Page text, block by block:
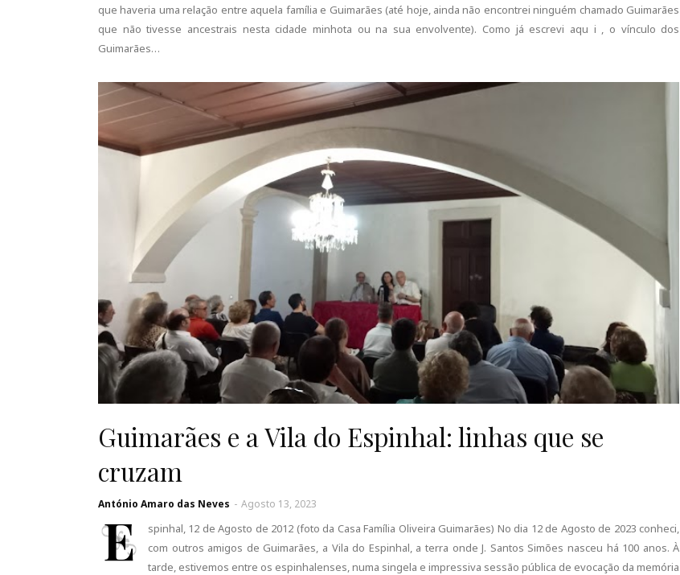
que haveria uma relação entre aquela família e Guimarães (até hoje, ainda não encontrei ninguém chamado Guimarães
que não tivesse ancestrais nesta cidade minhota ou na sua envolvente). Como já escrevi aqu i , o vínculo dos
Guimarães…
Guimarães e a Vila do Espinhal: linhas que se
cruzam
António Amaro das Neves - Agosto 13, 2023
E
spinhal, 12 de Agosto de 2012 (foto da Casa Família Oliveira Guimarães) No dia 12 de Agosto de 2023 conheci,
com outros amigos de Guimarães, a Vila do Espinhal, a terra onde J. Santos Simões nasceu há 100 anos. À
tarde, estivemos entre os espinhalenses, numa singela e impressiva sessão pública de evocação da memória